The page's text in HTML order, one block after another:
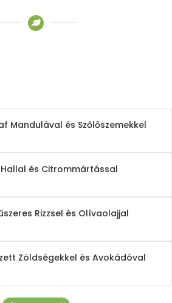
Mandulával és Szőlőszemekkel
és Citrommártással
Rizzsel és Olívaolajjal
Zöldségekkel és Avokádóval